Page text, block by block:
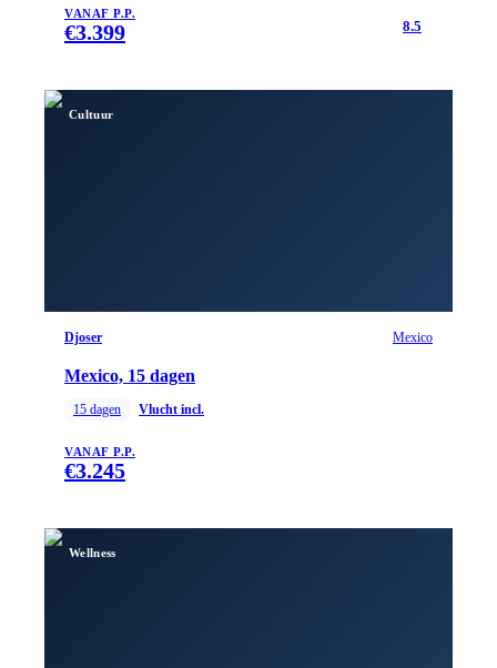
VANAF P.P.
€3.399 8.5
Cultuur
Djoser Mexico
Mexico, 15 dagen
15 dagen Vlucht incl.
VANAF P.P.
€3.245
Wellness